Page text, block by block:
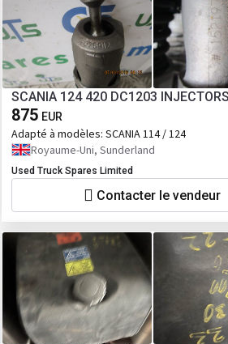
SCANIA 124 420 DC1203
875 EUR
Adapté à modèles: SCANIA 114 / 124
Royaume-Uni, Sunderland
Used Truck Spares Limited
Contacter le vendeur